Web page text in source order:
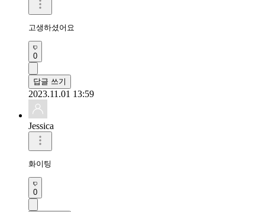
고생하셨어요
0
답글 쓰기
2023.11.01 13:59
Jessica
화이팅
0